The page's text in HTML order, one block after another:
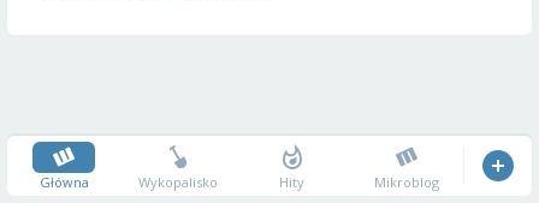
Główna Wykopalisko Hity Mikroblog